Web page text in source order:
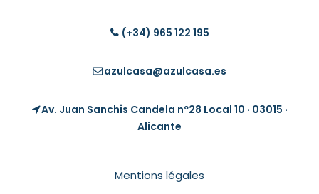
(+34) 965 122 195
azulcasa@azulcasa.es
Av. Juan Sanchis Candela nº28 Local 10 · 03015 ·
Alicante
Mentions légales